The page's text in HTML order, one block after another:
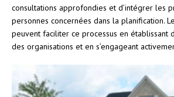
consultations approfondies et d’intégrer les
personnes concernées dans la planification.
peuvent faciliter ce processus en établissant
des organisations et en s’engageant